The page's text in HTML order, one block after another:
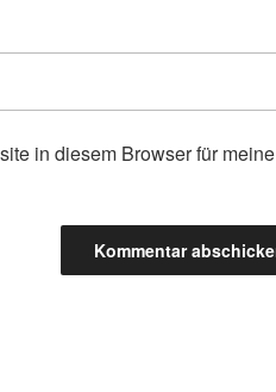
in diesem Browser für